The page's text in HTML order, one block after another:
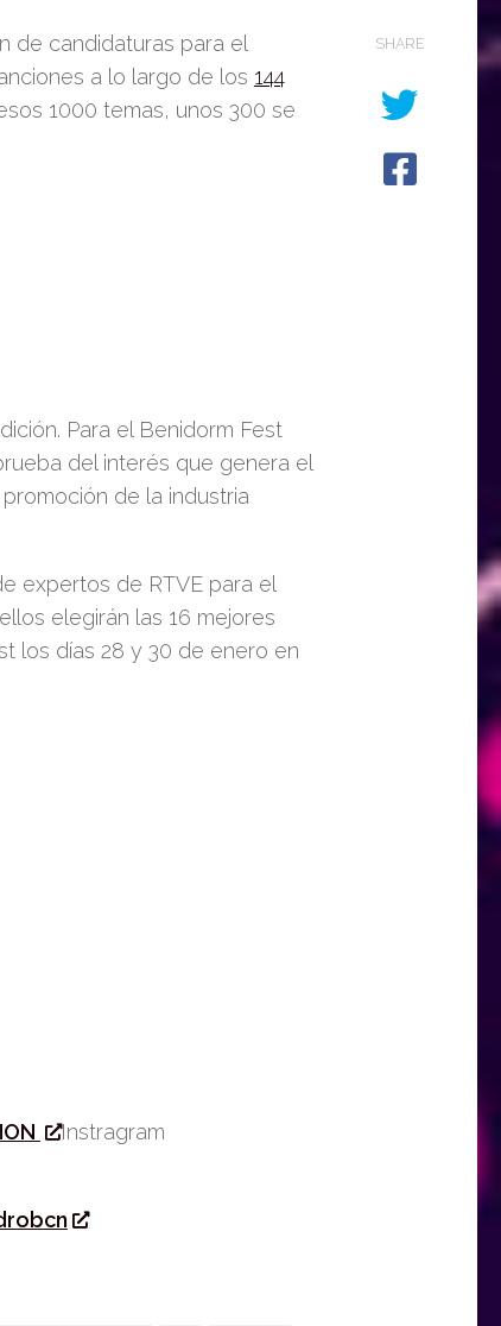
de candidaturas para el
a lo largo de los 144
1000 temas, unos 300 se
Para el Benidorm Fest
del interés que genera el
de la industria
expertos de RTVE para el
elegirán las 16 mejores
los días 28 y 30 de enero en
Instragram
SHARE